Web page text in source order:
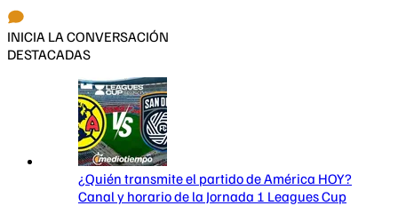
INICIA LA CONVERSACIÓN
DESTACADAS
¿Quién transmite el partido de América HOY?
Canal y horario de la Jornada 1 Leagues Cup